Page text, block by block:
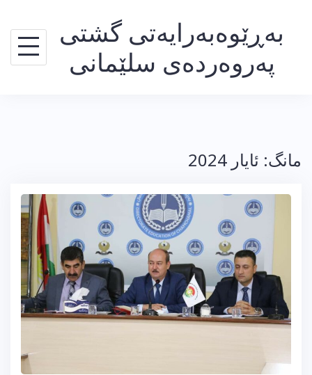
بەڕێوەبەرایەتی گشتی
پەروەردەی سلێمانی
مانگ: ئایار 2024